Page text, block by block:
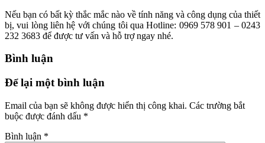
Nếu bạn có bất kỳ thắc mắc nào về tính năng và công dụng của thiết
bị, vui lòng liên hệ với chúng tôi qua Hotline: 0969 578 901 – 0243
232 3683 để được tư vấn và hỗ trợ ngay nhé.
Bình luận
Để lại một bình luận
Email của bạn sẽ không được hiển thị công khai. Các trường bắt
buộc được đánh dấu *
Bình luận *